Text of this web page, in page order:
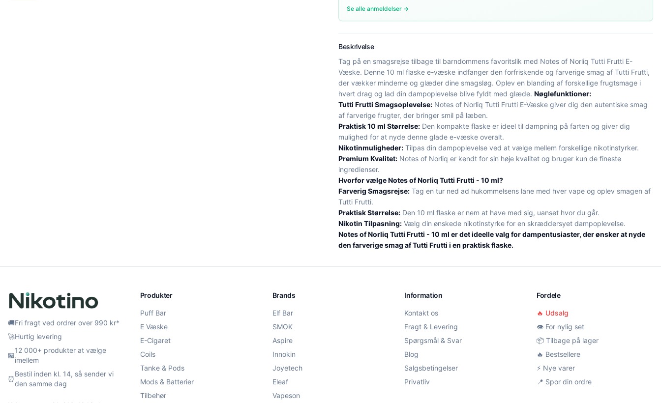
Se alle anmeldelser →
Beskrivelse
Tag på en smagsrejse tilbage til barndommens favoritslik med Notes of Norliq Tutti Frutti E-
Væske. Denne 10 ml flaske e-væske indfanger den forfriskende og farverige smag af Tutti Frutti,
der vækker minderne og glæder dine smagsløg. Oplev en blanding af forskellige frugtsmage i
hvert drag og lad din dampoplevelse blive fyldt med glæde. Nøglefunktioner:
Tutti Frutti Smagsoplevelse: Notes of Norliq Tutti Frutti E-Væske giver dig den autentiske smag
af farverige frugter, der bringer smil på læben.
Praktisk 10 ml Størrelse: Den kompakte flaske er ideel til dampning på farten og giver dig
mulighed for at nyde denne glade e-væske overalt.
Nikotinmuligheder: Tilpas din dampoplevelse ved at vælge mellem forskellige nikotinstyrker.
Premium Kvalitet: Notes of Norliq er kendt for sin høje kvalitet og bruger kun de fineste
ingredienser.
Hvorfor vælge Notes of Norliq Tutti Frutti - 10 ml?
Farverig Smagsrejse: Tag en tur ned ad hukommelsens lane med hver vape og oplev smagen af
Tutti Frutti.
Praktisk Størrelse: Den 10 ml flaske er nem at have med sig, uanset hvor du går.
Nikotin Tilpasning: Vælg din ønskede nikotinstyrke for en skræddersyet dampoplevelse.
Notes of Norliq Tutti Frutti - 10 ml er det ideelle valg for dampentusiaster, der ønsker at nyde
den farverige smag af Tutti Frutti i en praktisk flaske.
🚚Fri fragt ved ordrer over 990 kr*
🚀Hurtig levering
🏪
12 000+ produkter at vælge
imellem
⏰
Bestil inden kl. 14, så sender vi
den samme dag
Produkter
Puff Bar
E Væske
E-Cigaret
Coils
Tanke & Pods
Mods & Batterier
Tilbehør
Brands
Elf Bar
SMOK
Aspire
Innokin
Joyetech
Eleaf
Vapeson
Information
Kontakt os
Fragt & Levering
Spørgsmål & Svar
Blog
Salgsbetingelser
Privatliv
Fordele
🔥 Udsalg
👁️ For nylig set
📦 Tilbage på lager
🔥 Bestsellere
⚡ Nye varer
📍 Spor din ordre